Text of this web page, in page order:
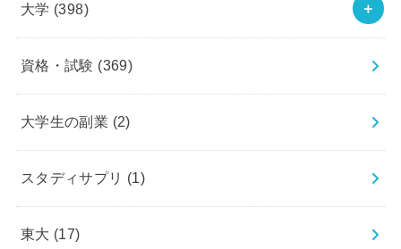
大学 (398)
資格・試験 (369)
大学生の副業 (2)
スタディサプリ (1)
東大 (17)